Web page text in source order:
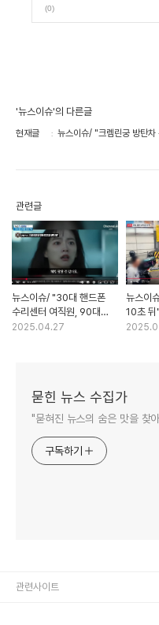
(0)
'뉴스이슈'의 다른글
현재글 뉴스이슈/ "크렘린궁 방탄
관련글
뉴스이슈/ "30대 핸드폰
수리센터 여직원, 90대
고객 속여 약 2억원 편취"/
2025.04.27
뉴스이
10초
인도 돌
묻힌 뉴스 수집가
"묻혀진 뉴스의 숨은 맛을 찾
구독하기
관련사이트